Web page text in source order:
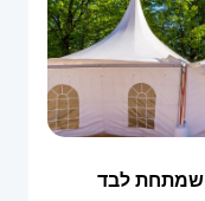
שמתחת לבד